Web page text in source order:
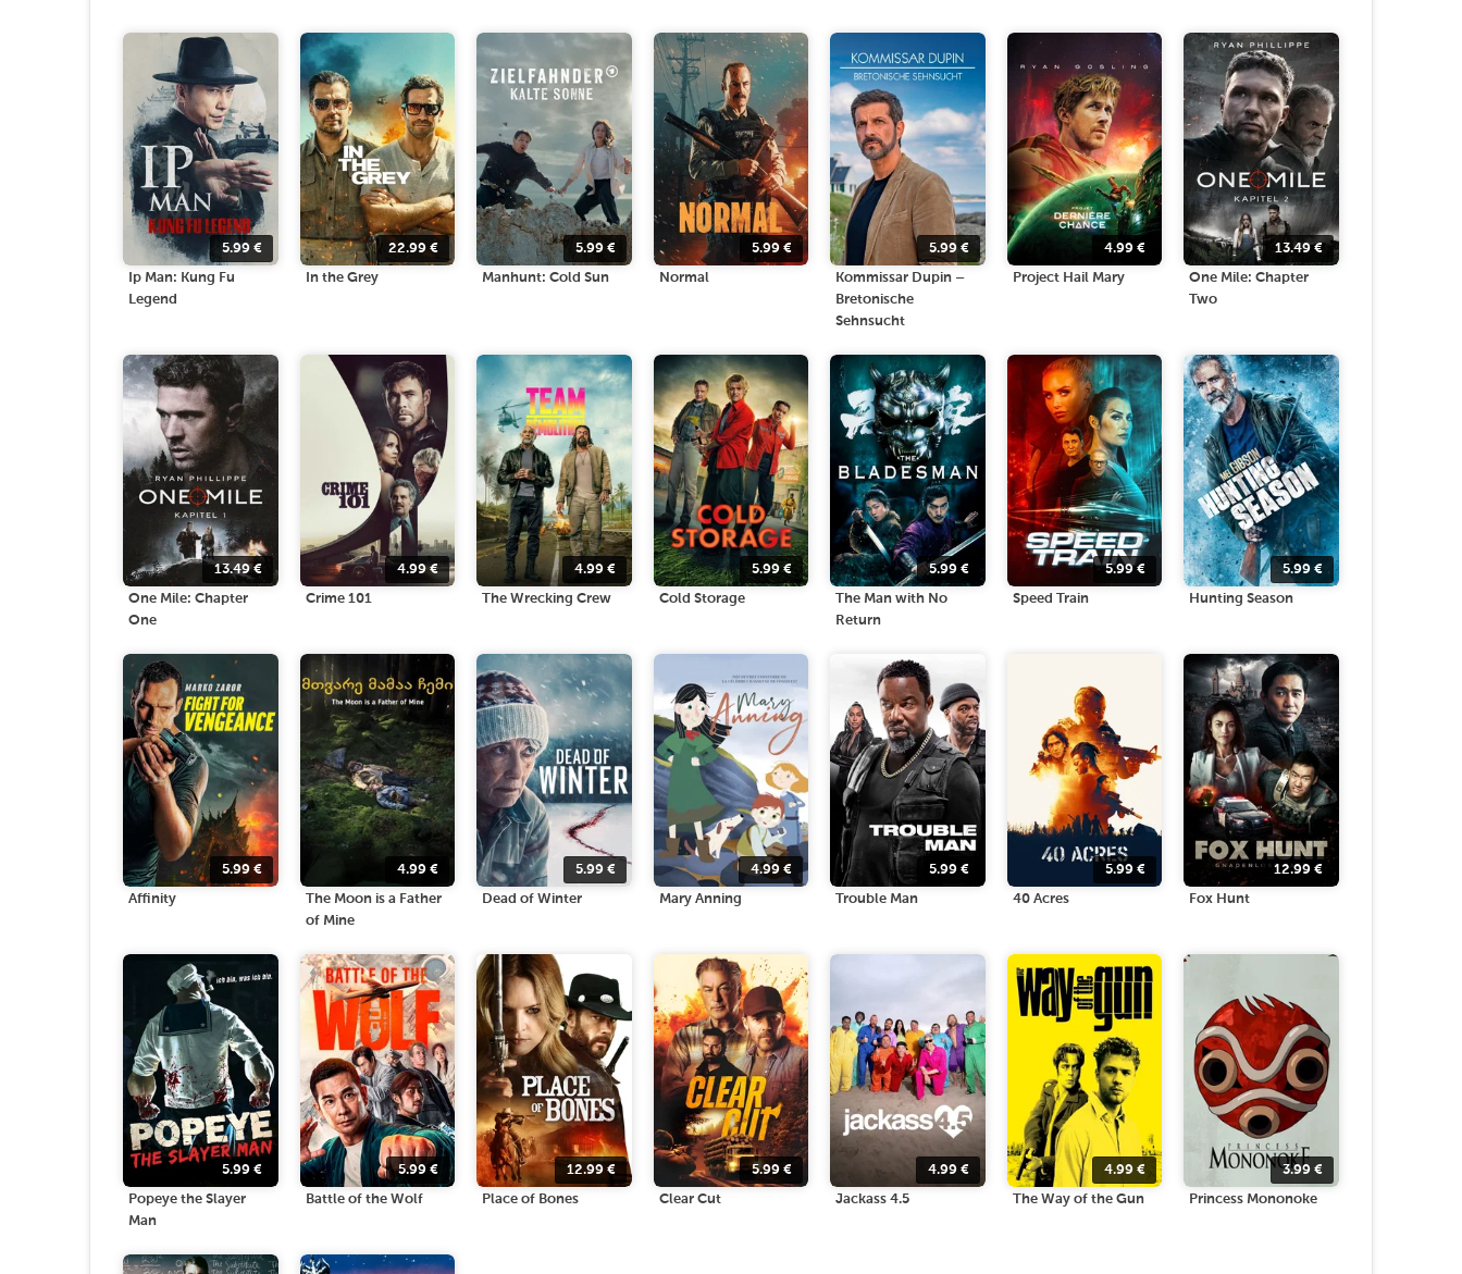
5.99€
Ip Man: Kung Fu
Legend
22.99 €
In the Grey
5.99€
Manhunt: Cold Sun
5.99 €
Normal
5.99€
Kommissar Dupin –
Bretonische
Sehnsucht
4.99 €
Project Hail Mary
13.49€
One Mile: Chapter
Two
13.49€
One Mile: Chapter
One
4.99 €
Crime 101
4.99€
The Wrecking Crew
5.99€
Cold Storage
5.99€
The Man with No
Return
5.99€
Speed Train
5.99€
Hunting Season
5.99€
Affinity
4.99 €
The Moon is a Father
of Mine
5.99€
Dead of Winter
4.99 €
Mary Anning
5.99€
Trouble Man
5.99 €
40 Acres
12.99€
Fox Hunt
5.99€
Popeye the Slayer
Man
5.99 €
Battle of the Wolf
12.99€
Place of Bones
5.99 €
Clear Cut
4.99€
Jackass 4.5
4.99 €
The Way of the Gun
3.99€
Princess Mononoke